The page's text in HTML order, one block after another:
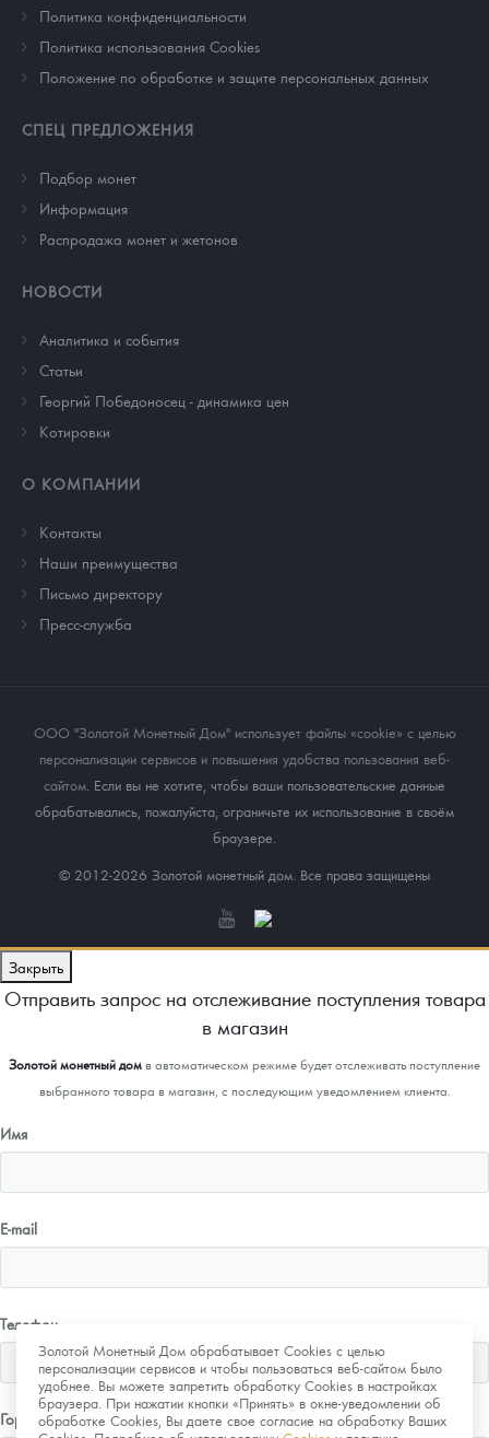
Политика конфиденциальности
Политика использования Cookies
Положение по обработке и защите персональных данных
СПЕЦ ПРЕДЛОЖЕНИЯ
Подбор монет
Информация
Распродажа монет и жетонов
НОВОСТИ
Аналитика и события
Cтатьи
Георгий Победоносец - динамика цен
Котировки
О КОМПАНИИ
Контакты
Наши преимущества
Письмо директору
Пресс-служба
ООО "Золотой Монетный Дом" использует файлы «cookie» с целью
персонализации сервисов и повышения удобства пользования веб-
сайтом. Если вы не хотите, чтобы ваши пользовательские данные
обрабатывались, пожалуйста, ограничьте их использование в своём
браузере.
© 2012-2026 Золотой монетный дом. Все права защищены
Золотой Монетный Дом обрабатывает Cookies с целью
персонализации сервисов и чтобы пользоваться веб-сайтом было
удобнее. Вы можете запретить обработку Cookies в настройках
браузера. При нажатии кнопки «Принять» в окне-уведомлении об
обработке Cookies, Вы даете свое согласие на обработку Ваших
Закрыть
Отправить запрос на отслеживание поступления товара
в магазин
Золотой монетный домв автоматическом режиме будет отслеживать поступление
выбранного товара в магазин, с последующим уведомлением клиента.
Имя
E-mail
Телефон
Город